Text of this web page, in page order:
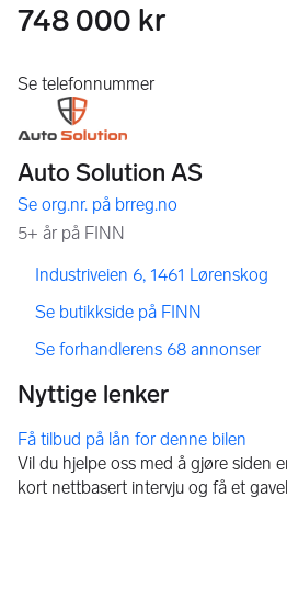
748 000 kr
,
Industriveien 6, 1461 Lørenskog
Se butikkside på FINN
Se forhandlerens 68 annonser
Få tilbud på lån for denne bilen
Vil du hjelpe oss med å gjøre siden
kort nettbasert intervju og få et